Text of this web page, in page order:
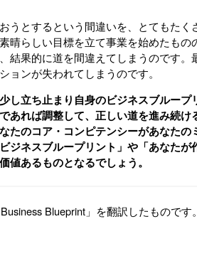
うとするという間違いを、とてもたく
晴らしい目標を立て事業を始めたもの
結果的に道を間違えてしまうのです。
ンが失われてしまうのです。
し立ち止まり自身のビジネスブループ
あれば調整して、正しい道を進み続け
たのコア・コンピテンシーがあなたの
ジネスブループリント」や「あなたが
あるものとなるでしょう。
Blueprint」を翻訳したものです。